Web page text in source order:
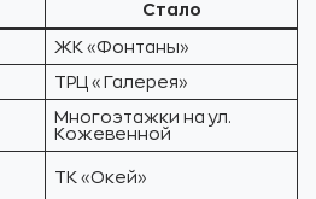
Стало
ЖК «Фонтаны»
ТРЦ «Галерея»
Многоэтажки на ул.
Кожевенной
ТК «Окей»